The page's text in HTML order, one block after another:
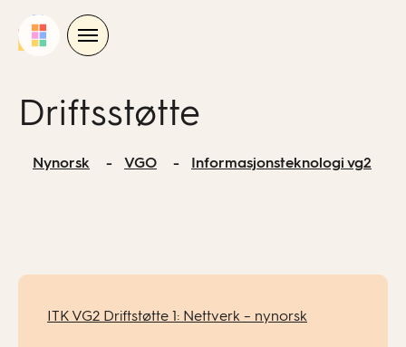
Driftsstøtte
Nynorsk VGO Informasjonsteknologi vg2
ITK VG2 Driftstøtte 1: Nettverk – nynorsk